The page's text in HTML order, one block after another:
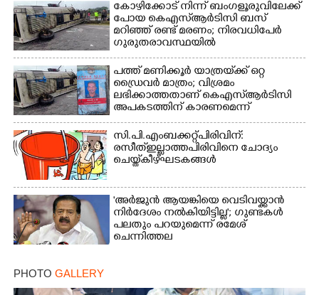
കോഴിക്കോട് നിന്ന് ബംഗളൂരുവിലേക്ക്
പോയ കെഎസ്‌ആർടിസി ബസ്
മറിഞ്ഞ് രണ്ട് മരണം; നിരവധിപേർ
ഗുരുതരാവസ്ഥയിൽ
പത്ത് മണിക്കൂർ യാത്രയ്‌ക്ക് ഒറ്റ
ഡ്രൈവർ മാത്രം; വിശ്രമം
ലഭിക്കാത്തതാണ് കെഎസ്‌ആർടിസി
അപകടത്തിന് കാരണമെന്ന്
വിമർശനം
സി.പി.എം ബക്കറ്റ് പിരിവിന്:
രസീത് ഇല്ലാത്ത പിരിവിനെ ചോദ്യം
ചെയ്ത് കീഴ്ഘടകങ്ങൾ
'അർജുൻ ആയങ്കിയെ വെടിവയ്ക്കാൻ
നിർദേശം നൽകിയിട്ടില്ല'; ഗുണ്ടകൾ
പലതും പറയുമെന്ന് രമേശ്
ചെന്നിത്തല
PHOTO GALLERY
×
Share this link
Copy Link